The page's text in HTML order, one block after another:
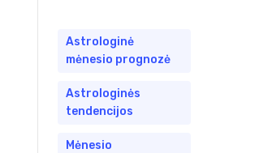
Astrologinė
mėnesio prognozė
Astrologinės
tendencijos
Mėnesio